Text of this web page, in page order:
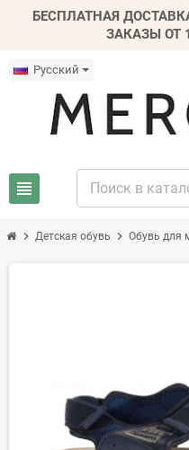
БЕСПЛАТНАЯ
ЗАКАЗЫ ОТ
Русский
view_headline
chevron_right Детская обувь chevron_right Обувь для